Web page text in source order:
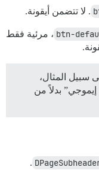
. لا تتضمن أيقونة.
btn- ، مرئية فقط
سبيل المثال،
بدلاً من
.